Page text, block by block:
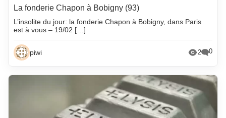
La fonderie Chapon à Bobigny (93)
L’insolite du jour: la fonderie Chapon à Bobigny, dans Paris
est à vous – 19/02 […]
piwi 2 0